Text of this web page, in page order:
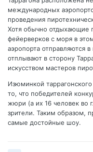
международных
проведения
Хотя обычно отдыхающие
фейерверков с моря в
аэропорта отправляются
отплывают в сторону
искусством мастеров
Изюминкой
то, что победителей
жюри (а их 16 человек во
зрители. Таким образом,
самые достойные шоу.